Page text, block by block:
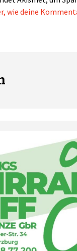
wie deine